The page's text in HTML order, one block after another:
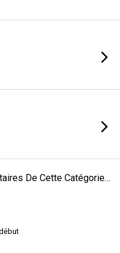
De Cette Catégorie…